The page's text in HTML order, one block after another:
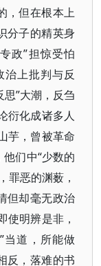
，但在根本上
分子的精英身
政”担惊受怕
上批判与反
思”大潮，反刍
衍化成诸多人
芋，曾被革命
们中“少数的
罪恶的渊薮，
但却毫无政治
使明辨是非，
当道，所能做
反，落难的书